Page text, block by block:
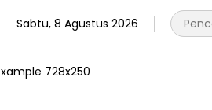
Sabtu, 8 Agustus 2026